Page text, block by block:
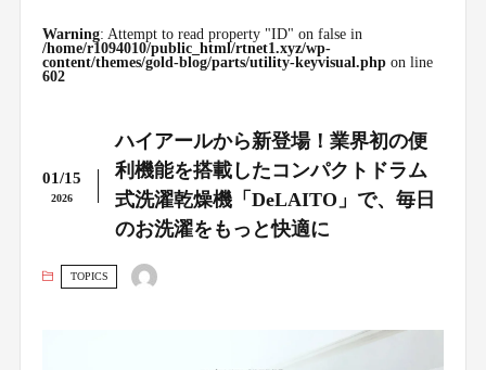
Warning: Attempt to read property "ID" on false in
/home/r1094010/public_html/rtnet1.xyz/wp-
content/themes/gold-blog/parts/utility-keyvisual.phpon line
602
01/15
2026
ハイアールから新登場！業界初の便
利機能を搭載したコンパクトドラム
式洗濯乾燥機「DeLAITO」で、毎日
のお洗濯をもっと快適に
TOPICS